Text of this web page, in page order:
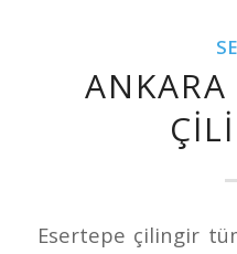
ANKARA
Esertepe çilingir